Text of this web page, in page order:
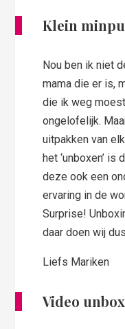
Klein
Nou ben ik niet
mama die er is,
die ik weg
ongelofelijk.
uitpakken van
het ‘unboxen’
deze ook een
ervaring in de
Surprise!
daar doen wij
Liefs Mariken
Video